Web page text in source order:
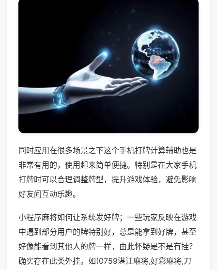
同时应用在很多场景之下这个手机打牌计算辅助也是
非常有用的，使用起来简单便捷。特别是在大家手机
打牌时可以合理调整牌型，提升游戏体验，避免影响
好友间互动乐趣。
小程序麻将如何让系统发好牌；一些玩家反映在游戏
中遇到部分用户的牌特别好，总是能拿到好牌，甚至
好像能看到其他人的牌一样，由此怀疑是不是有挂？
确实存在此类外挂。如(0759湛江麻将,好彩麻将,刀